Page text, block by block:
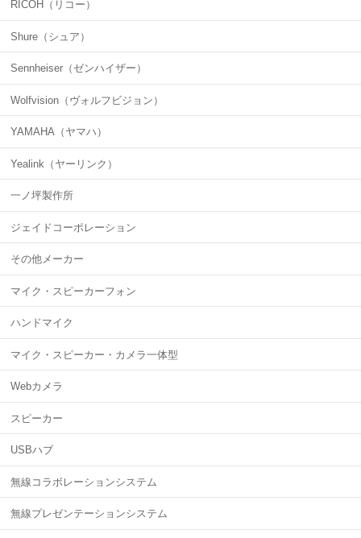
RICOH（リコー）
Shure（シュア）
Sennheiser（ゼンハイザー）
Wolfvision（ヴォルフビジョン）
YAMAHA（ヤマハ）
Yealink（ヤーリンク）
一ノ坪製作所
ジェイドコーポレーション
その他メーカー
マイク・スピーカーフォン
ハンドマイク
マイク・スピーカー・カメラ一体型
Webカメラ
スピーカー
USBハブ
無線コラボレーションシステム
無線プレゼンテーションシステム